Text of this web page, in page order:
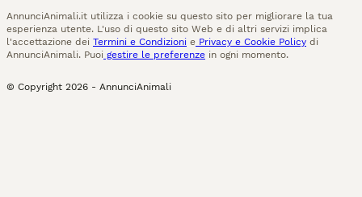
AnnunciAnimali.it utilizza i cookie su questo sito per migliorare la tua
esperienza utente. L'uso di questo sito Web e di altri servizi implica
l'accettazione dei Termini e Condizioni e Privacy e Cookie Policy di
AnnunciAnimali. Puoi gestire le preferenze in ogni momento.
© Copyright 2026 - AnnunciAnimali